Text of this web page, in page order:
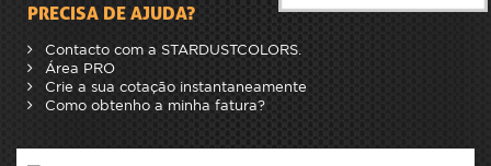
PRECISA DE AJUDA?
Contacto com a STARDUSTCOLORS.
Área PRO
Crie a sua cotação instantaneamente
Como obtenho a minha fatura?